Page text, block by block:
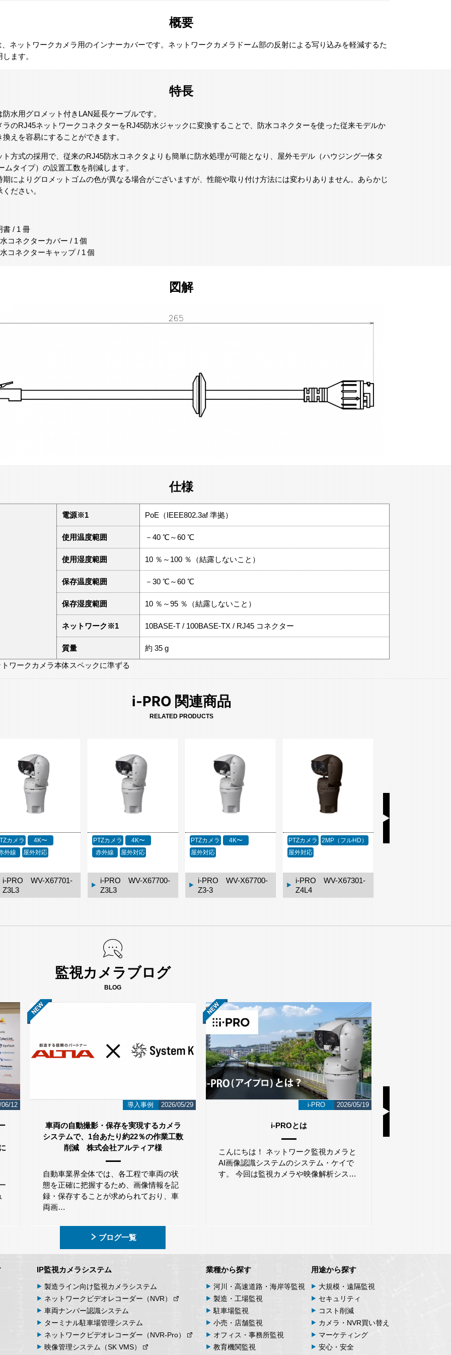
概要
、ネットワークカメラ用のインナーカバーです。ネットワークカメラドーム部の反射による写り込みを軽減するた
ます。
特長
防水用グロメット付きLAN延長ケーブルです。
ラのRJ45ネットワークコネクターをRJ45防水ジャックに変換することで、防水コネクターを使った従来モデルか
換えを容易にすることができます。
ト方式の採用で、従来のRJ45防水コネクタよりも簡単に防水処理が可能となり、屋外モデル（ハウジング一体タ
ムタイプ）の設置工数を削減します。
によりグロメットゴムの色が異なる場合がございますが、性能や取り付け方法には変わりありません。あらかじ
ください。
書 / 1 冊
コネクターカバー / 1 個
コネクターキャップ / 1 個
図解
仕様
電源※1 PoE（IEEE802.3af 準拠）
使用温度範囲 －40 ℃～60 ℃
使用湿度範囲 10 ％～100 ％（結露しないこと）
保存温度範囲 －30 ℃～60 ℃
保存湿度範囲 10 ％～95 ％（結露しないこと）
ネットワーク※1 10BASE-T / 100BASE-TX / RJ45 コネクター
質量
約 35 g
ワークカメラ本体スペックに準ずる
i-PRO 関連商品
RELATED PRODUCTS
カメラ
4K〜
外線
屋外対応
i-PRO WV-X67701-
Z3L3
PTZカメラ
4K〜
赤外線
屋外対応
i-PRO WV-X67700-
Z3L3
PTZカメラ
4K〜
屋外対応
i-PRO WV-X67700-
Z3-3
PTZカメラ
2MP（フルHD）
屋外対応
i-PRO WV-X67301-
Z4L4
PTZカメラ
2MP（フ
屋外対応
i-PRO WV-
Z4L3
監視カメラブログ
BLOG
06/12 導入事例 2026/05/29
車両の自動撮影・保存を実現するカメラ
システムで、1台あたり約22％の作業工数
削減 株式会社アルティア様
自動車業界全体では、各工程で車両の状
態を正確に把握するため、画像情報を記
録・保存することが求められており、車
両画…
i-PRO 2026/05/19
i-PROとは
こんにちは！ ネットワーク監視カメラと
AI画像認識システムのシステム・ケイで
す。 今回は監視カメラや映像解析シス…
LAN
こんにちは！
AI画像認識シス
す。 今回は、
ブログ一覧
IP監視カメラシステム
製造ライン向け監視カメラシステム
ネットワーク ビデオレコーダー （NVR）
車両ナンバー認識システム
ターミナル駐車場管理システム
ネットワーク ビデオレコーダー （NVR-Pro）
映像管理システム （SK VMS）
業種から探す
河川・高速道路・海岸等監視
製造・工場監視
駐車場監視
小売・店舗監視
オフィス・事務所監視
教育機関監視
用途から探す
大規模・遠隔監視
セキュリティ
コスト削減
カメラ・NVR買い替え
マーケティング
安心・安全